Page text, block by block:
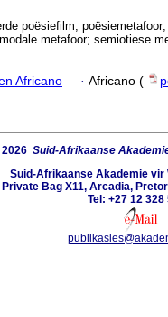
poësiefilm;
metafoor; semiotiese
Africano · Africano (
Suid-Afrikaanse
Suid-Afrikaanse Akademie vir
Private Bag X11, Arcadia,
Tel: +27 12 328